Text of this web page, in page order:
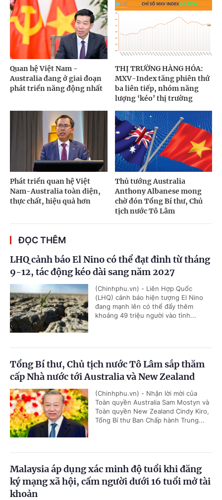
Quan hệ Việt Nam -
Australia đang ở giai đoạn
phát triển năng động nhất
THỊ TRƯỜNG HÀNG HÓA:
MXV-Index tăng phiên thứ
ba liên tiếp, nhóm năng
lượng ‘kéo’ thị trường
Phát triển quan hệ Việt
Nam-Australia toàn diện,
thực chất, hiệu quả hơn
Thủ tướng Australia
Anthony Albanese mong
chờ đón Tổng Bí thư, Chủ
tịch nước Tô Lâm
ĐỌC THÊM
LHQ cảnh báo El Nino có thể đạt đỉnh từ tháng
9-12, tác động kéo dài sang năm 2027
(Chinhphu.vn) - Liên Hợp Quốc
(LHQ) cảnh báo hiện tượng El Nino
đang mạnh lên có thể đẩy thêm
khoảng 49 triệu người vào tình...
Tổng Bí thư, Chủ tịch nước Tô Lâm sắp thăm
cấp Nhà nước tới Australia và New Zealand
(Chinhphu.vn) - Nhận lời mời của
Toàn quyền Australia Sam Mostyn và
Toàn quyền New Zealand Cindy Kiro,
Tổng Bí thư Ban Chấp hành Trung...
Malaysia áp dụng xác minh độ tuổi khi đăng
ký mạng xã hội, cấm người dưới 16 tuổi mở tài
khoản